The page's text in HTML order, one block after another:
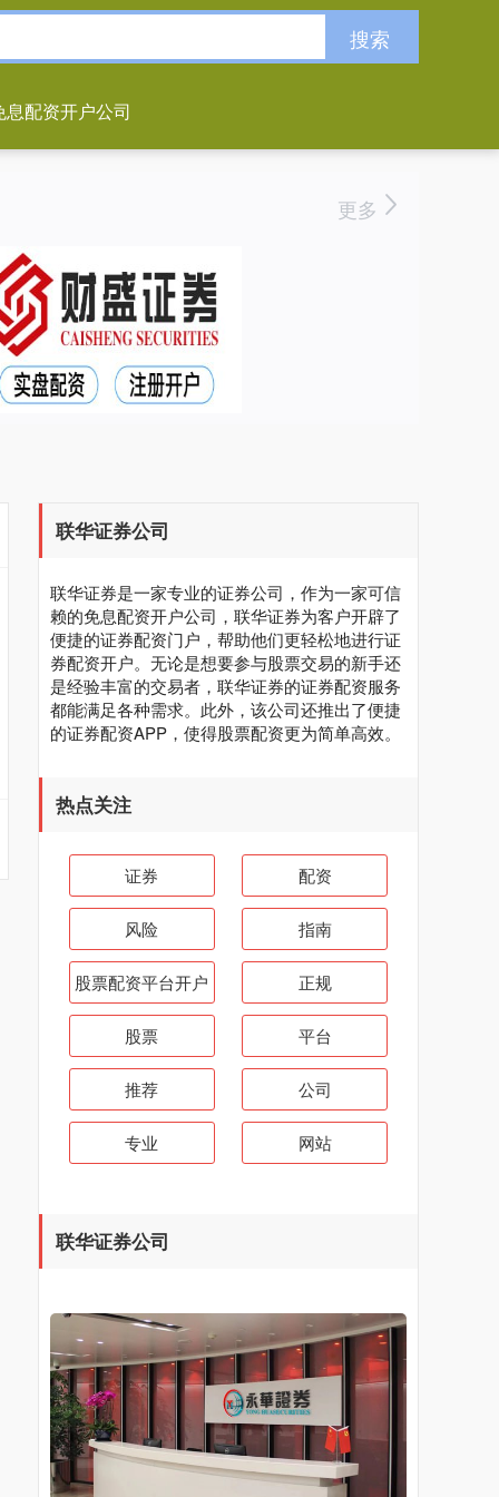
搜索
息配资开户公司
更多
联华证券公司
联华证券是一家专业的证券公司，作为一家可信
赖的免息配资开户公司，联华证券为客户开辟了
便捷的证券配资门户，帮助他们更轻松地进行证
券配资开户。无论是想要参与股票交易的新手还
是经验丰富的交易者，联华证券的证券配资服务
都能满足各种需求。此外，该公司还推出了便捷
的证券配资APP，使得股票配资更为简单高效。
热点关注
证券 配资
风险 指南
股票配资平台开户 正规
股票 平台
推荐 公司
专业 网站
联华证券公司